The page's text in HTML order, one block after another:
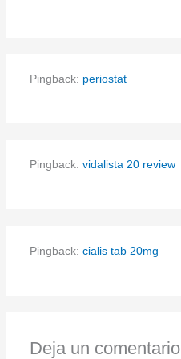
Pingback: periostat
Pingback: vidalista 20 review
Pingback: cialis tab 20mg
Deja un comentario